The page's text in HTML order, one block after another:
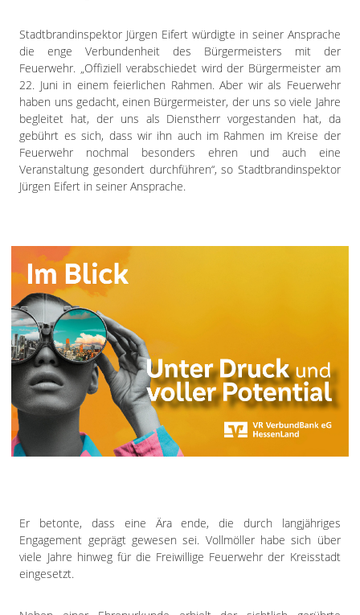
Stadtbrandinspektor Jürgen Eifert würdigte in seiner Ansprache
die enge Verbundenheit des Bürgermeisters mit der
Feuerwehr. „Offiziell verabschiedet wird der Bürgermeister am
22. Juni in einem feierlichen Rahmen. Aber wir als Feuerwehr
haben uns gedacht, einen Bürgermeister, der uns so viele Jahre
begleitet hat, der uns als Dienstherr vorgestanden hat, da
gebührt es sich, dass wir ihn auch im Rahmen im Kreise der
Feuerwehr nochmal besonders ehren und auch eine
Veranstaltung gesondert durchführen“, so Stadtbrandinspektor
Jürgen Eifert in seiner Ansprache.
Er betonte, dass eine Ära ende, die durch langjähriges
Engagement geprägt gewesen sei. Vollmöller habe sich über
viele Jahre hinweg für die Freiwillige Feuerwehr der Kreisstadt
eingesetzt.